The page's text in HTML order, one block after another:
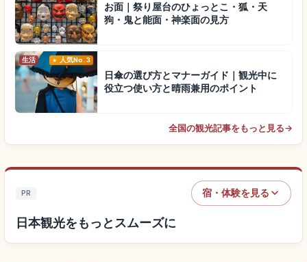
お面｜祭り屋台のひょっとこ・狐・天
狗・鬼と能面・神楽面の見方
生活 人気No.3
日傘の選び方とマナーガイド｜観光中に
役立つ使い方と晴雨兼用のポイント
全国の観光記事をもっと見る→
PR 宿・体験を見る
日本観光をもっとスムーズに